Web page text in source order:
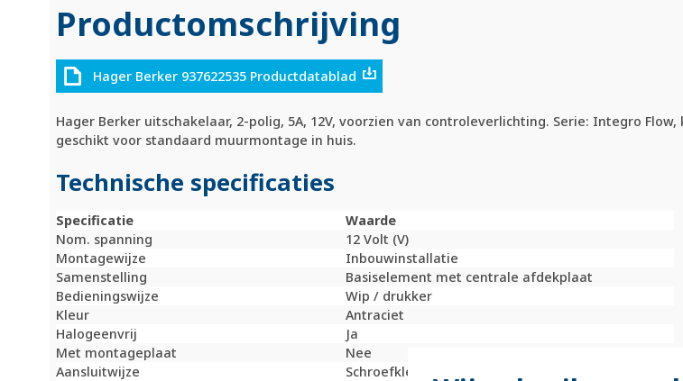
Productomschrijving
Hager Berker 937622535 Productdatablad
Hager Berker uitschakelaar, 2-polig, 5A, 12V, voorzien van controleverlichting. Serie: Integro
geschikt voor standaard muurmontage in huis.
Technische specificaties
Specificatie
Waarde
Nom. spanning
12 Volt (V)
Montagewijze
Inbouwinstallatie
Samenstelling
Basiselement met centrale afdekplaat
Bedieningswijze
Wip / drukker
Kleur
Antraciet
Halogeenvrij
Ja
Met montageplaat
Nee
Aansluitwijze
Schroefklem